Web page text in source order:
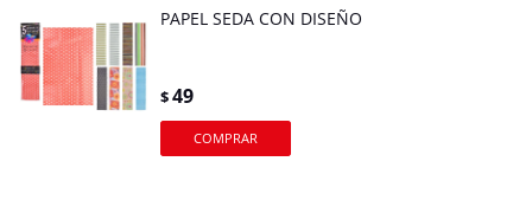
PAPEL SEDA CON DISEÑO
$49